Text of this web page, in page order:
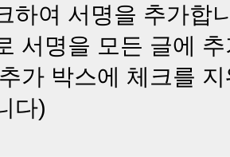
하여 서명을 추가합
서명을 모든 글에
가 박스에 체크를
다)